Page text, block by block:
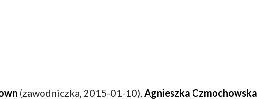
(zawodniczka, 2015-01-10), Agnieszka Czmochowska